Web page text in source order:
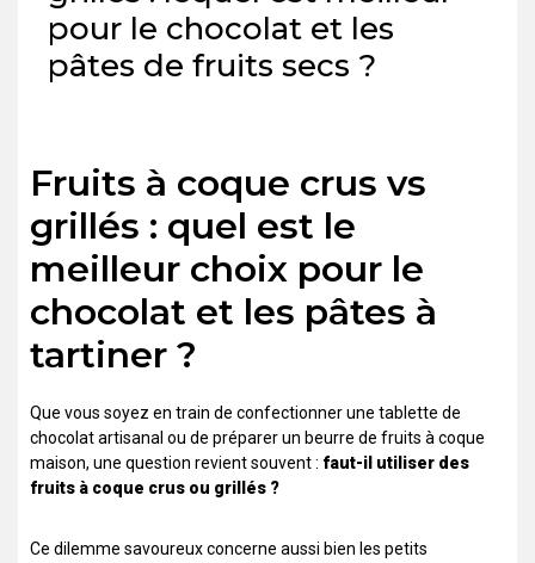
pour le chocolat et les
pâtes de fruits secs ?
Fruits à coque crus vs
grillés : quel est le
meilleur choix pour le
chocolat et les pâtes à
tartiner ?
Que vous soyez en train de confectionner une tablette de
chocolat artisanal ou de préparer un beurre de fruits à coque
maison, une question revient souvent : faut-il utiliser des
fruits à coque crus ou grillés ?
Ce dilemme savoureux concerne aussi bien les petits